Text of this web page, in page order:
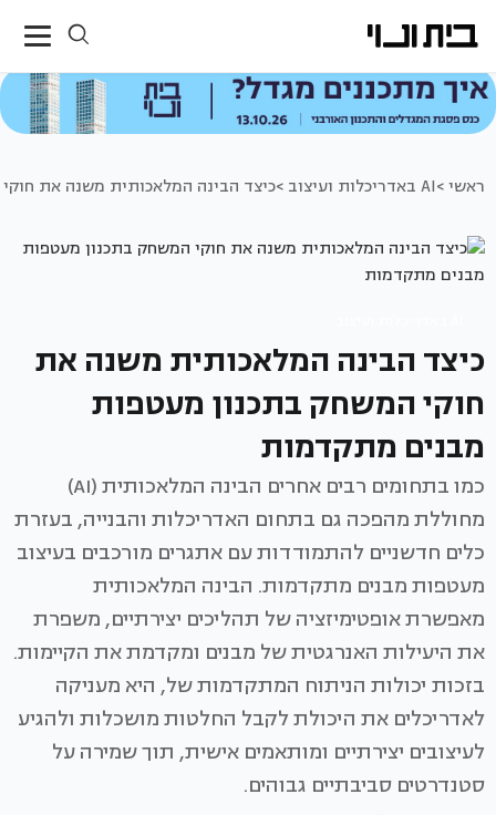
ראשי >AI באדריכלות ועיצוב > כיצד הבינה המלאכותית משנה את
כיצד הבינה המלאכותית משנה את
חוקי המשחק בתכנון מעטפות
מבנים מתקדמות
כמו בתחומים רבים אחרים הבינה המלאכותית (AI)
מחוללת מהפכה גם בתחום האדריכלות והבנייה, בעזרת
כלים חדשניים להתמודדות עם אתגרים מורכבים בעיצוב
מעטפות מבנים מתקדמות. הבינה המלאכותית
מאפשרת אופטימיזציה של תהליכים יצירתיים, משפרת
את היעילות האנרגטית של מבנים ומקדמת את הקיימות.
בזכות יכולות הניתוח המתקדמות של, היא מעניקה
לאדריכלים את היכולת לקבל החלטות מושכלות ולהגיע
לעיצובים יצירתיים ומותאמים אישית, תוך שמירה על
סטנדרטים סביבתיים גבוהים.